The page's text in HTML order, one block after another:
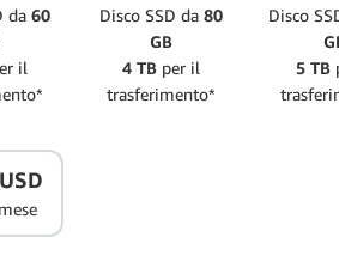
da 60
il
Disco SSD da80
GB
4 TB per il
trasferimento*
Disco
5 TB